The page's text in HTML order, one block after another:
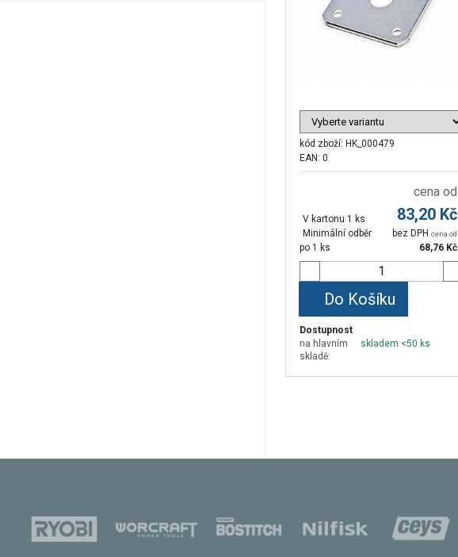
kód zboží: HK_000479
EAN: 0
V kartonu 1 ks
Minimální odběr
po 1 ks
cena od
83,20 Kč
bez DPH cena od
68,76Kč
Do Košíku
Dostupnost
na hlavním
skladě:
skladem <50 ks